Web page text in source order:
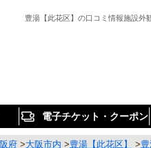
豊湯【此花区】の口コミ情報施設外
電子チケット・クーポン
府>大阪市内 >豊湯【此花区】 >